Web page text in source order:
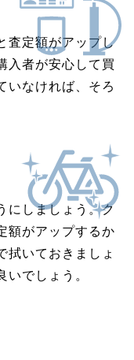
査定額がアップし
入者が安心して買
いなければ、そろ
にしましょう。ク
額がアップするか
拭いておきましょ
いでしょう。